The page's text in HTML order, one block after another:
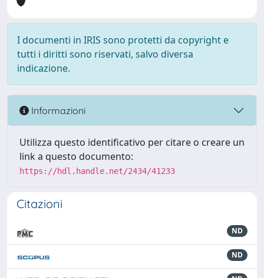
I documenti in IRIS sono protetti da copyright e
tutti i diritti sono riservati, salvo diversa
indicazione.
Informazioni
Utilizza questo identificativo per citare o creare un
link a questo documento:
https://hdl.handle.net/2434/41233
Citazioni
ND
ND